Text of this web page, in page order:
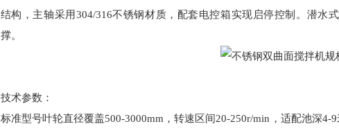
结构，主轴采用304/316不锈钢材质，配套电控箱实现启停控制。潜水
撑。
技术参数 ：
标准型号叶轮直径覆盖500-3000mm ，转速区间20-250r/min ，适配池深4-9